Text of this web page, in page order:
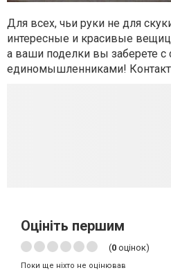
Для всех, чьи руки не для
интересные и красивые
а ваши поделки вы заберете с
единомышленниками!
Оцініть першим
(0 оцінок)
Поки ще ніхто не оцінював